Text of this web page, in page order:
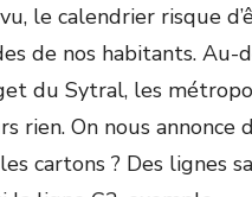
le calendrier risque
de nos habitants. Au-
du Sytral, les
rien. On nous annonce
cartons ? Des lignes